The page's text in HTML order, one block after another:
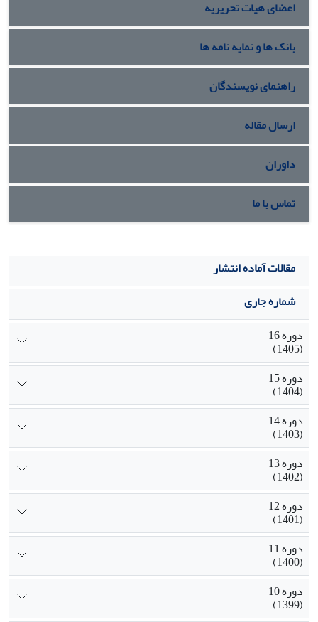
اعضای هیات تحریریه
بانک ها و نمایه نامه ها
راهنمای نویسندگان
ارسال مقاله
داوران
تماس با ما
مقالات آماده انتشار
شماره جاری
دوره 16
(1405)
دوره 15
(1404)
دوره 14
(1403)
دوره 13
(1402)
دوره 12
(1401)
دوره 11
(1400)
دوره 10
(1399)